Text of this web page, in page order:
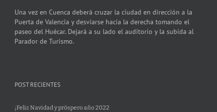
Una vez en Cuenca deberá cruzar la ciudad en dirección a la
Puerta de Valencia y desviarse hacia la derecha tomando el
paseo del Huécar. Dejará a su lado el auditorio y la subida al
Parador de Turismo.
POST RECIENTES
¡Feliz Navidad y próspero año 2022